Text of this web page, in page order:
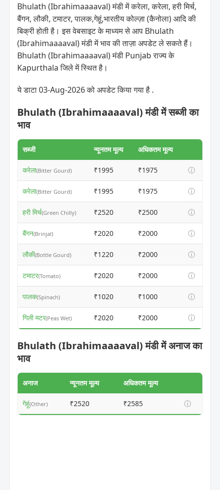
Bhulath (Ibrahimaaaaval) मंडी में करेला, करेला, हरी मिर्च,
बैंगन, लौकी, टमाटर, पालक,गेहूं,भारतीय कोल्ज़ा (कैनोला) आदि की
बिक्री होती है। इस वेबसाइट के माध्यम से आप Bhulath
(Ibrahimaaaaval) मंडी में भाव की ताज़ा अपडेट ले सकते हैं।
Bhulath (Ibrahimaaaaval) मंडी Punjab राज्य के
Kapurthala जिले में स्थित है।
ये डाटा 03-Aug-2026 को अपडेट किया गया है .
Bhulath (Ibrahimaaaaval) मंडी में सब्जी का
भाव
सब्जी न्यूनतम मूल्य अधिकतम मूल्य
करेला(Bitter Gourd) ₹1995 ₹1975 ⓘ
करेला(Bitter Gourd) ₹1995 ₹1975 ⓘ
हरी मिर्च(Green Chilly) ₹2520 ₹2500 ⓘ
बैंगन(Brinjal) ₹2020 ₹2000 ⓘ
लौकी(Bottle Gourd) ₹1220 ₹2000 ⓘ
टमाटर(Tomato) ₹2020 ₹2000 ⓘ
पालक(Spinach) ₹1020 ₹1000 ⓘ
गिली मटर(Peas Wet) ₹2020 ₹2000 ⓘ
Bhulath (Ibrahimaaaaval) मंडी में अनाज का
भाव
अनाज न्यूनतम मूल्य अधिकतम मूल्य
गेहूं(Other) ₹2520 ₹2585 ⓘ